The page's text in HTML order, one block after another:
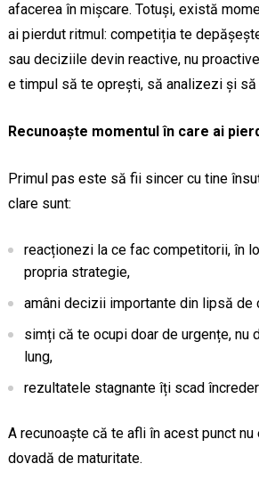
afacerea în mișcare. Totuși, există
ai pierdut ritmul: competiția te
sau deciziile devin reactive, nu
e timpul să te oprești, să analizezi și
Recunoaște momentul în care ai
Primul pas este să fii sincer cu tine
clare sunt:
reacționezi la ce fac competitorii, în
propria strategie,
amâni decizii importante din lipsă de
simți că te ocupi doar de urgențe, nu
lung,
rezultatele stagnante îți scad
A recunoaște că te afli în acest punct
dovadă de maturitate.